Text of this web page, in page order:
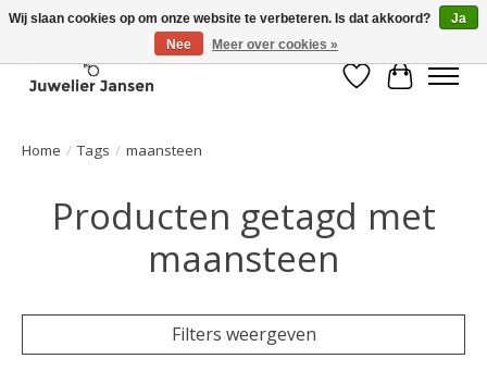
Verlanglijst
Home / Tags / maansteen
Producten getagd met
maansteen
Filters weergeven
Wij slaan cookies op om onze website te verbeteren. Is dat akkoord?
Ja
Nee
Meer over cookies »